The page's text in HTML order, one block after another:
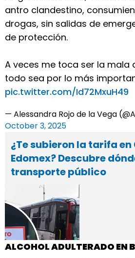
antro clandestino,
drogas, sin salidas de
de protección.
A veces me toca ser la mala
todo sea por lo más
pic.twitter.com/Id72MxuH49
— Alessandra Rojo de la Vega
October 3, 2025
¿Te subieron la tarifa en
Edomex? Descubre
transporte público
ALCOHOL ADULTERADO EN